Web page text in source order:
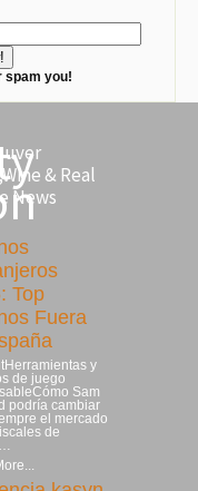
spam you!
& Real
News
Top
Fuera
y
de juego
Sam
podría cambiar
el mercado
de